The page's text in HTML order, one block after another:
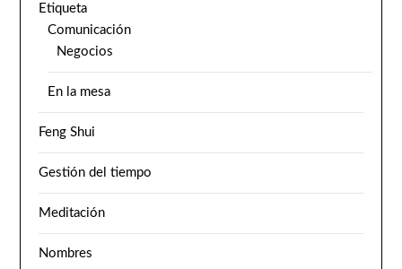
Etiqueta
Comunicación
Negocios
En la mesa
Feng Shui
Gestión del tiempo
Meditación
Nombres